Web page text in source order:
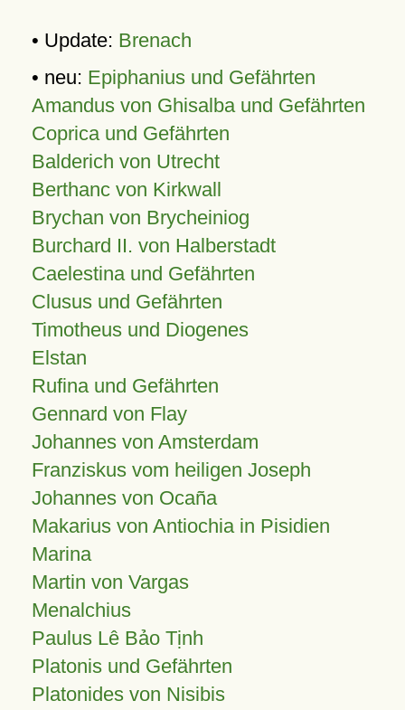
• Update: Brenach
• neu: Epiphanius und Gefährten
Amandus von Ghisalba und Gefährten
Coprica und Gefährten
Balderich von Utrecht
Berthanc von Kirkwall
Brychan von Brycheiniog
Burchard II. von Halberstadt
Caelestina und Gefährten
Clusus und Gefährten
Timotheus und Diogenes
Elstan
Rufina und Gefährten
Gennard von Flay
Johannes von Amsterdam
Franziskus vom heiligen Joseph
Johannes von Ocaña
Makarius von Antiochia in Pisidien
Marina
Martin von Vargas
Menalchius
Paulus Lê Bảo Tịnh
Platonis und Gefährten
Platonides von Nisibis